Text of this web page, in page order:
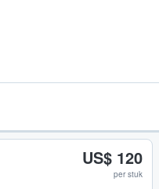
US$ 120
per stuk